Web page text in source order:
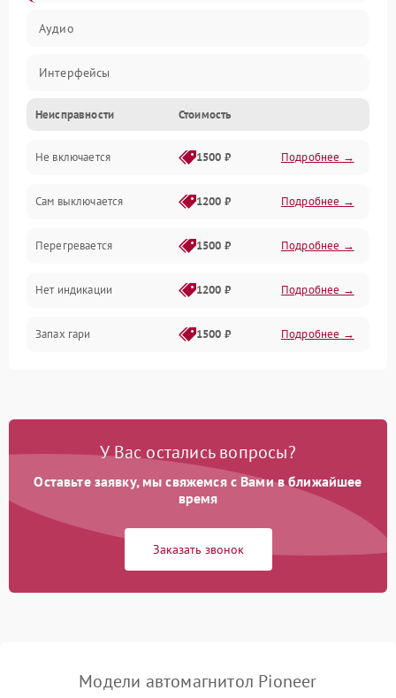
Аудио
Интерфейсы
Управление
Неисправности Стоимость
Не включается 1500 ₽ Подробнее →
Сам выключается 1200 ₽ Подробнее →
Перегревается 1500 ₽ Подробнее →
Нет индикации 1200 ₽ Подробнее →
Запах гари 1500 ₽ Подробнее →
У Вас остались вопросы?
Оставьте заявку, мы свяжемся с Вами в ближайшее
время
Заказать звонок
Модели автомагнитол Pioneer